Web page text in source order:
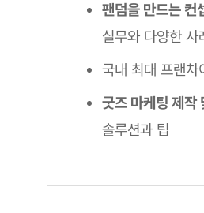
팬덤을 만드는 컨
실무와 다양한 사
국내 최대 프랜차
굿즈 마케팅 제작
솔루션과 팁